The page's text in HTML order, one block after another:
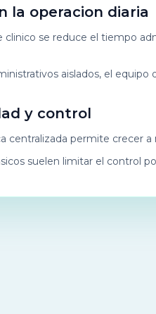
la operacion diaria
clinico se reduce el tiempo
aislados, el
y control
centralizada permite crecer
suelen limitar el control